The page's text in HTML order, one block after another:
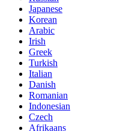
Japanese
Korean
Arabic
Irish
Greek
Turkish
Italian
Danish
Romanian
Indonesian
Czech
Afrikaans